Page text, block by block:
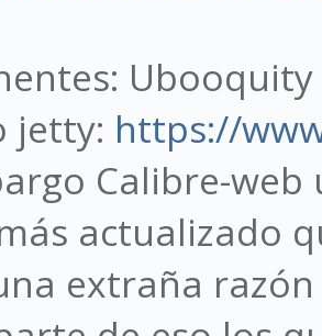
jetty: https://
Calibre-
actualizado
extraña